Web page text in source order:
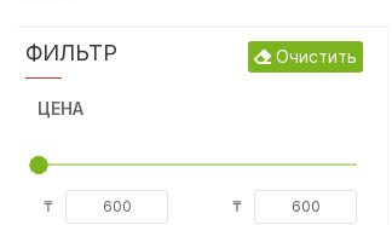
ФИЛЬТР Очистить
ЦЕНА
₸ ₸